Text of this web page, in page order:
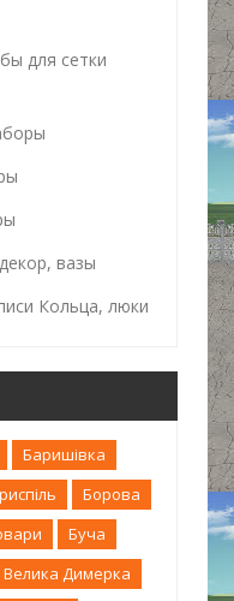
для сетки
вазы
Кольца, люки
Баришівка
Борова
Буча
Велика Димерка